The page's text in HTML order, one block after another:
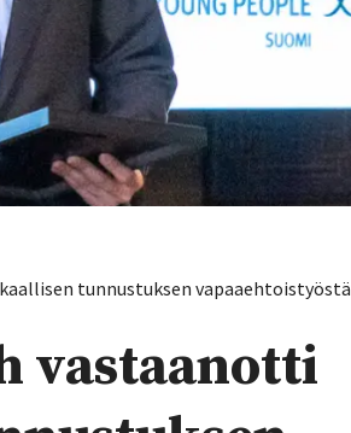
tunnustuksen vapaaehtoistyöstä
vastaanotti